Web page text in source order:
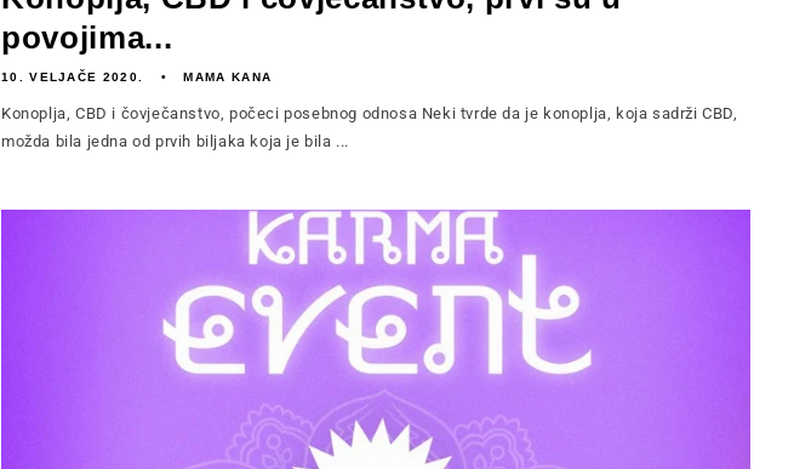
povojima...
10. VELJAČE 2020. MAMA KANA
Konoplja, CBD i čovječanstvo, počeci posebnog odnosa Neki tvrde da je konoplja, koja sadrži CBD,
možda bila jedna od prvih biljaka koja je bila ...